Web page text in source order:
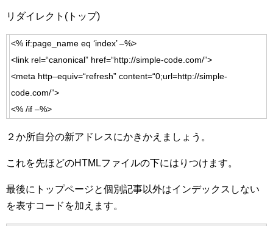
リダイレクト(トップ)
<% if:page name eq ‘index’ –%>
< link rel =“canonical” href=“http://simple-code.com/”>
<meta http–equiv=“refresh” content=“0;url=http://simple-
code.com/”>
<% /if –%>
２か所自分の新アドレスにかきかえましょう。
これを先ほどのHTMLファイルの下にはりつけます。
最後にトップページと個別記事以外はインデックスしない
を表すコードを加えます。